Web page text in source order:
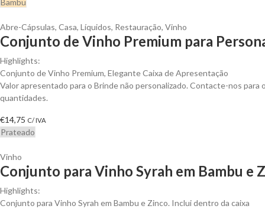
Abre-Cápsulas, Casa, Líquidos, Restauração, Vinho
Conjunto de Vinho Premium para
Highlights:
Conjunto de Vinho Premium, Elegante Caixa de Apresentação
Valor apresentado para o Brinde não personalizado. Contacte-nos
quantidades.
€14,75 C/ IVA
Prateado
Vinho
Conjunto para Vinho Syrah em Bambu e
Highlights:
Conjunto para Vinho Syrah em Bambu e Zinco. Inclui dentro da caixa